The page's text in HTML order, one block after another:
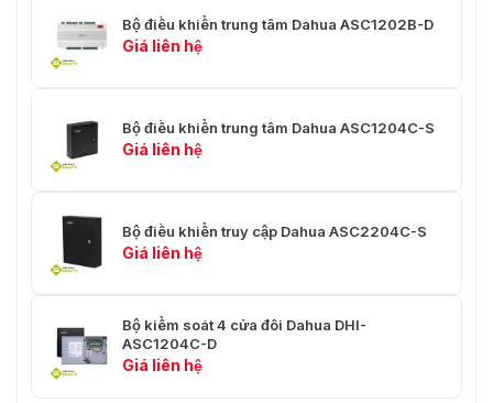
Bộ điều khiển trung tâm Dahua ASC1202B-D
Giá liên hệ
Bộ điều khiển trung tâm Dahua ASC1204C-S
Giá liên hệ
Bộ điều khiển truy cập Dahua ASC2204C-S
Giá liên hệ
Bộ kiểm soát 4 cửa đôi Dahua DHI-
ASC1204C-D
Giá liên hệ